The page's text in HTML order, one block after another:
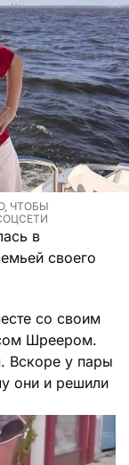
ЧТОБЫ
в
своего
со своим
Шреером.
Вскоре у пары
они и решили